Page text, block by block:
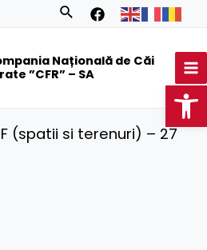
Search
Națională de Căi
”CFR” – SA
(spatii si terenuri) – 27